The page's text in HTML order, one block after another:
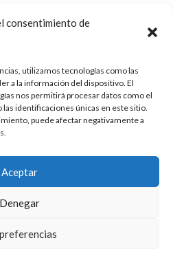
consentimiento de
utilizamos tecnologías como las
a la información del dispositivo. El
nos permitirá procesar datos como el
identificaciones únicas en este sitio.
puede afectar negativamente a
Aceptar
Denegar
LEGAL
AVISO LEGAL
POLÍTICA DE PRIVACIDAD
web por